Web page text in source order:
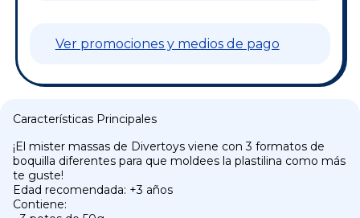
Ver promociones y medios de pago
Características Principales
¡El mister massas de Divertoys viene con 3 formatos de
boquilla diferentes para que moldees la plastilina como más
te guste!
Edad recomendada: +3 años
Contiene: